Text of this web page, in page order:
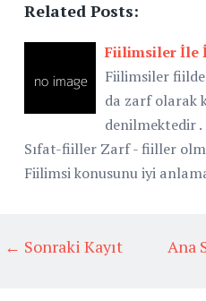
Related Posts:
Fiilimsiler İle
Fiilimsiler
da zarf olarak
denilmektedir
Sıfat-fiiller Zarf - fiiller
Fiilimsi konusunu iyi
← Sonraki Kayıt Ana